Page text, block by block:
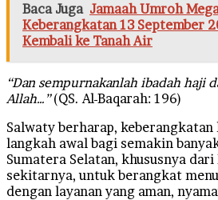
Baca Juga Jamaah Umroh
Keberangkatan 13 September
Kembali ke Tanah Air
“Dan sempurnakanlah ibadah haji
Allah…”(QS. Al-Baqarah: 196)
Salwaty berharap,
langkah awal bagi semakin
Sumatera Selatan, khususnya
sekitarnya, untuk berangkat
dengan layanan yang aman,